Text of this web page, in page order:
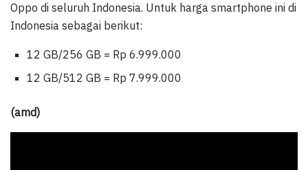
Oppo di seluruh Indonesia. Untuk harga smartphone ini di
Indonesia sebagai berikut:
12 GB/256 GB = Rp 6.999.000
12 GB/512 GB = Rp 7.999.000
(amd)